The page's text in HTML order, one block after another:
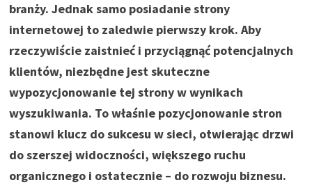
branży. Jednak samo posiadanie strony
internetowej to zaledwie pierwszy krok. Aby
rzeczywiście zaistnieć i przyciągnąć potencjalnych
klientów, niezbędne jest skuteczne
wypozycjonowanie tej strony w wynikach
wyszukiwania. To właśnie pozycjonowanie stron
stanowi klucz do sukcesu w sieci, otwierając drzwi
do szerszej widoczności, większego ruchu
organicznego i ostatecznie – do rozwoju biznesu.